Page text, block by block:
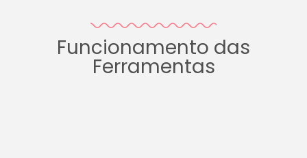
Funcionamento das
Ferramentas